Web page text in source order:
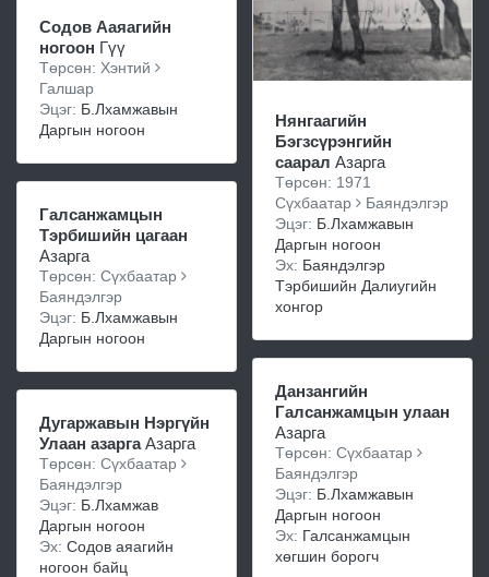
Содов Ааяагийн
ногоон Гүү
Төрсөн: Хэнтий
Галшар
Эцэг: Б.Лхамжавын
Даргын ногоон
Галсанжамцын
Тэрбишийн цагаан
Азарга
Төрсөн: Сүхбаатар
Баяндэлгэр
Эцэг: Б.Лхамжавын
Даргын ногоон
Дугаржавын Нэргүйн
Улаан азаргаАзарга
Төрсөн: Сүхбаатар
Баяндэлгэр
Эцэг: Б.Лхамжав
Даргын ногоон
Эх: Содов аяагийн
ногоон байц
Нянгаагийн
Бэгзсүрэнгийн
саарал Азарга
Төрсөн: 1971
Сүхбаатар
Баяндэлгэр
Эцэг: Б.Лхамжавын
Даргын ногоон
Эх: Баяндэлгэр
Тэрбишийн Далиугийн
хонгор
Данзангийн
Галсанжамцын улаан
Азарга
Төрсөн: Сүхбаатар
Баяндэлгэр
Эцэг: Б.Лхамжавын
Даргын ногоон
Эх: Галсанжамцын
хөгшин борогч